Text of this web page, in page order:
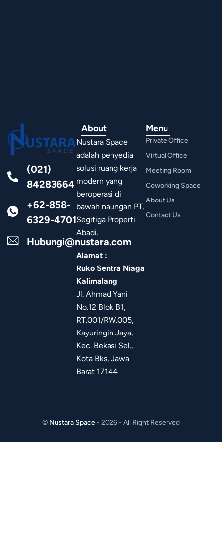
(021)
84283664
+62-858-
6329-4701
Hubungi@nustara.com
About
Nustara Space
adalah penyedia
solusi ruang kerja
modern yang
beroperasi di
bawah naungan PT.
Segitiga Properti
Abadi.
Alamat :
Ruko Sentra Niaga
Kalimalang
Jl. Ahmad Yani
No.12 Blok B1,
RT.001/RW.005,
Kayuringin Jaya,
Kec. Bekasi Sel.,
Kota Bks, Jawa
Barat 17144
Menu
Private Office
Virtual Office
Meeting Room
Coworking Space
About Us
Contact Us
© Nustara Space - 2026 - All Right Reserved